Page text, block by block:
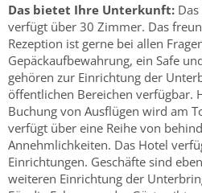
Das bietet Ihre Unterkunft:
verfügt über 30 Zimmer. Das
Rezeption ist gerne bei allen
Gepäckaufbewahrung, ein Safe
gehören zur Einrichtung der
öffentlichen Bereichen verfügbar.
Buchung von Ausflügen wird am
verfügt über eine Reihe von
Annehmlichkeiten. Das Hotel
Einrichtungen. Geschäfte sind
weiteren Einrichtung der